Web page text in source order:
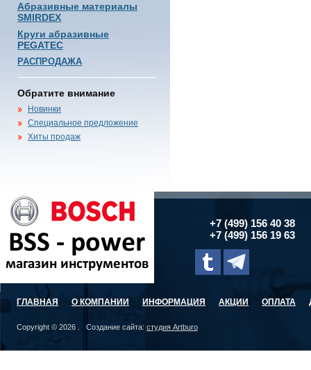
Абразивные материалы
SMIRDEX
Круги абразивные
PEGATEC
РАСПРОДАЖА
Обратите внимание
Новинки
Специальное предложение
Хиты продаж
+7 (499) 156 40 38
+7 (499) 156 19 63
ГЛАВНАЯ О КОМПАНИИ ИНФОРМАЦИЯ АКЦИИ ОПЛАТА
Copyright © 2026 . Создание сайта: студия Artburo